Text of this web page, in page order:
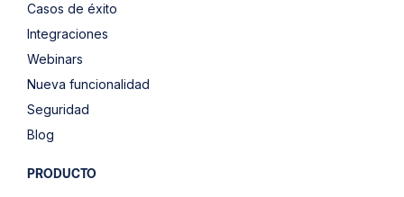
Casos de éxito
Integraciones
Webinars
Nueva funcionalidad
Seguridad
Blog
PRODUCTO